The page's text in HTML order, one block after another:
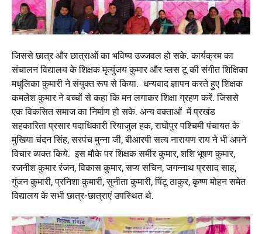
जिससे छात्र और छात्राओं का भविष्य उज्जवल हो सके. कार्यक्रम का
संचालन विद्यालय के शिक्षक मृत्युंजय कुमार और प्लस टू की संगीत शिक्षिका
मधुलिका कुमारी ने संयुक्त रूप से किया. धन्यवाद ज्ञापन करते हुए शिक्षक
कमलेश कुमार ने बच्चों से कहा कि मन लगाकर शिक्षा ग्रहण करें. जिससे
एक विकसित समाज का निर्माण हो सके. अन्य वक्ताओं में प्रखंड
सहकारिता प्रसार पदाधिकारी रियाजुल हक, राघोपुर पश्चिमी पंचायत के
मुखिया चंदन सिंह, सरपंच मुन्ना जी, बीआरपी सत्य नारायण राय ने भी अपने
विचार व्यक्त किये. इस मौके पर शिक्षक समीर कुमार, शशि भूषण कुमार,
रजनीश कुमार रंजन, विकास कुमार, सप्य सचिन, जगन्नाथ प्रसाद साह,
गुंजन कुमारी, प्रनिशा कुमारी, सुनीता कुमारी, पिंटू ठाकुर, कृष्ण मोहन समेत
विद्यालय के सभी छात्र-छात्राएं उपस्थित थे.